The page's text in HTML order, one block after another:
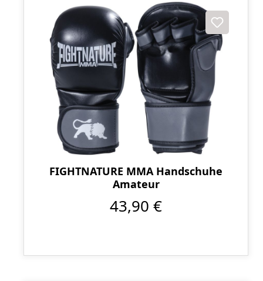
FIGHTNATURE MMA Handschuhe
Amateur
43,90 €